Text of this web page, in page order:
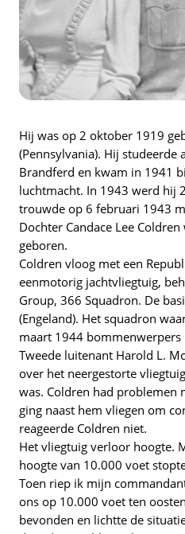
Hij was op 2 oktober 1919
(Pennsylvania). Hij studeerde
Brandferd en kwam in 1941
luchtmacht. In 1943 werd hij
trouwde op 6 februari 1943
Dochter Candace Lee
geboren.
Coldren vloog met een
eenmotorig jachtvliegtuig,
Group, 366 Squadron. De
(Engeland). Het squadron
maart 1944 bommenwerpers
Tweede luitenant Harold L.
over het neergestorte
was. Coldren had problemen
ging naast hem vliegen om
reageerde Coldren niet.
Het vliegtuig verloor hoogte.
hoogte van 10.000 voet
Toen riep ik mijn
ons op 10.000 voet ten
bevonden en lichtte de